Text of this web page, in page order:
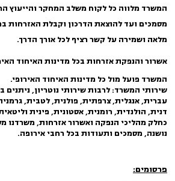
המשרד מלווה כל לקוח משלב המחקר והייעוץ
מסמכים ועד להוצאת הדרכון וקבלת האזרחות
מלאה ושמירה על קשר רציף לכל אורך הדרך.
אשרור והנפקת אזרחות בכל מדינות האיחוד
המשרד פועל מול כל מדינות האיחוד האירופי.
שירותי המשרד: לרבות שירותי נוטריון,
עברית, אנגלית, צרפתית, פולנית, לטבית,
דנית, הולנדית, רומנית, אסטונית, פינית
כחלק מהליכי הנפקה ואשרור אזרחות, משרדנו
נושנה, מסמכים ותעודות בכל רחבי אירופה.
פרסומים: